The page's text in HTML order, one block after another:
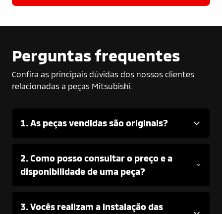
Perguntas frequentes
Confira as principais dúvidas dos nossos clientes
relacionadas a peças Mitsubishi.
1. As peças vendidas são originais?
2. Como posso consultar o preço e a
disponibilidade de uma peça?
3. Vocês realizam a instalação das